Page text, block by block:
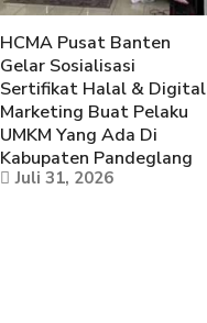
HCMA Pusat Banten
Gelar Sosialisasi
Sertifikat Halal & Digital
Marketing Buat Pelaku
UMKM Yang Ada Di
Kabupaten Pandeglang
Juli 31, 2026